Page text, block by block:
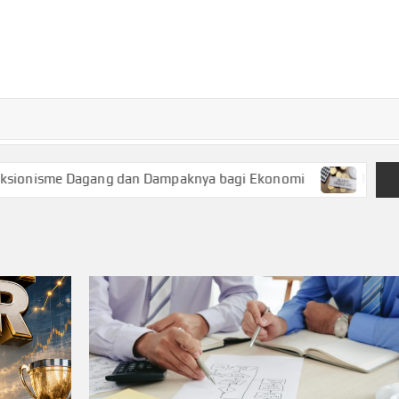
dan Dampaknya bagi Ekonomi Keuangan Syariah,